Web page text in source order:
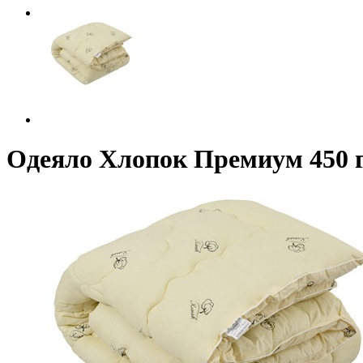
Одеяло Хлопок Премиум 450